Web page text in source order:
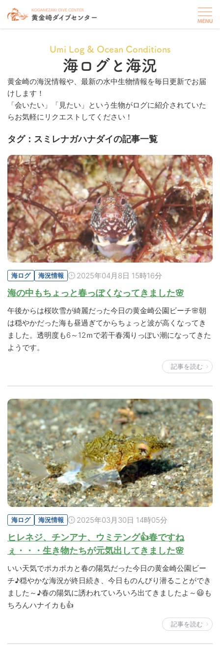
Umi Log & Ocean Conditions
海ログと海況
黄金崎の海況情報や、最新の水中生物情報を毎日更新でお届
けします！
「会いたい」「見たい」という生物がログに紹介されていた
らお気軽にリクエストしてください！
タグ：スミレナガハナダイの記事一覧
海ログ 海況情報 2025年04月8日 15時16分
海の中もちょっと春っぽくなってきました🌸
午後からは桜吹雪が綺麗だった今日の黄金崎公園ビーチ🌸朝
は穏やかだった海も昼過ぎてからちょっと波が高くなってき
ました。透明度も6～12ｍで若干春濁りっぽい潮になってきた
ようです。
記事を読む
海ログ 海況情報 2025年03月30日 14時05分
ヒレネジ、チンアナ、ウミテング👍春ですね
ぇ・・・生き物たちが元気出してきました🌸
いい天気でポカポカと春の陽気だった今日の黄金崎公園ビー
チ♪穏やかな海況が終日続き、今日ものんびり潜ることができ
ました～♪春の陽気に誘われていろいろ出てきましたよ～😃も
ちろんハナイカも👍
記事を読む